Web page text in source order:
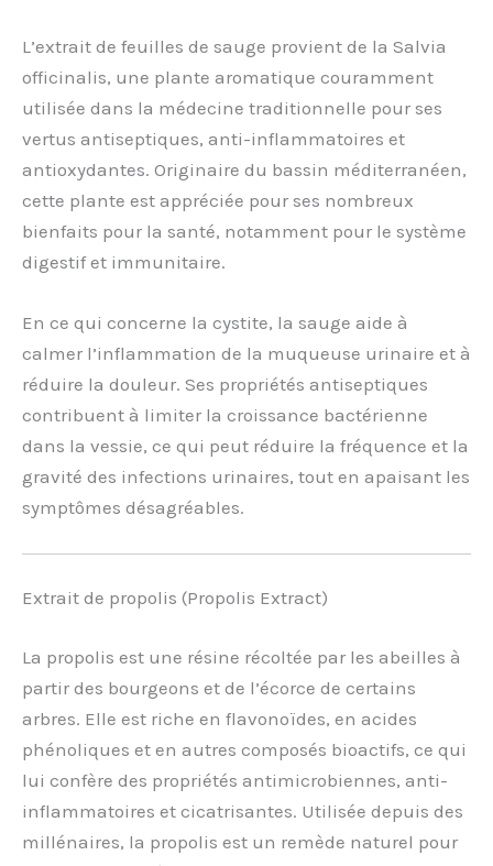
L’extrait de feuilles de sauge provient de la Salvia
officinalis, une plante aromatique couramment
utilisée dans la médecine traditionnelle pour ses
vertus antiseptiques, anti-inflammatoires et
antioxydantes. Originaire du bassin méditerranéen,
cette plante est appréciée pour ses nombreux
bienfaits pour la santé, notamment pour le système
digestif et immunitaire.
En ce qui concerne la cystite, la sauge aide à
calmer l’inflammation de la muqueuse urinaire et à
réduire la douleur. Ses propriétés antiseptiques
contribuent à limiter la croissance bactérienne
dans la vessie, ce qui peut réduire la fréquence et la
gravité des infections urinaires, tout en apaisant les
symptômes désagréables.
Extrait de propolis (Propolis Extract)
La propolis est une résine récoltée par les abeilles à
partir des bourgeons et de l’écorce de certains
arbres. Elle est riche en flavonoïdes, en acides
phénoliques et en autres composés bioactifs, ce qui
lui confère des propriétés antimicrobiennes, anti-
inflammatoires et cicatrisantes. Utilisée depuis des
millénaires, la propolis est un remède naturel pour